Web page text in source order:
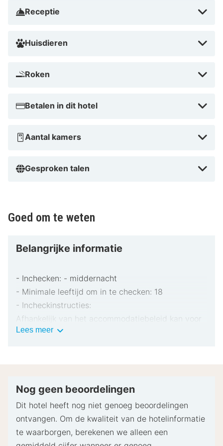
Receptie
Huisdieren
Roken
Betalen in dit hotel
Aantal kamers
Gesproken talen
Goed om te weten
Belangrijke informatie
- Inchecken: - middernacht
- Minimale leeftijd om in te checken: 18
- Incheckinstructies:
Afhankelijk van het accommodatiebeleid kan voor
extra personen een toeslag in rekening worden
pinpas of borgsom in contanten te verstrekken
Speciale verzoeken worden onder voorbehoud van
beschikbaarheid bij het inchecken ingewilligd.
Hiervoor kunnen extra kosten in rekening worden
Lees meerBelangrijke
Nog geen beoordelingen
Dit hotel heeft nog niet genoeg beoordelingen
ontvangen. Om de kwaliteit van de hotelinformatie
te waarborgen, berekenen we alleen een